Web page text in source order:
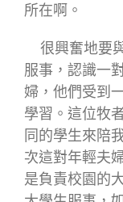
所在啊。
很興奮地要
服事，認識一
婦，他們受到
學習。這位牧
同的學生來陪
次這對年輕夫
是負責校園的